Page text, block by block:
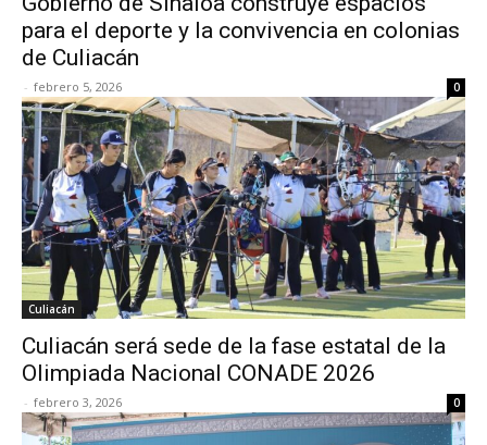
para el deporte y la convivencia en colonias
de Culiacán
- febrero 5, 2026 0
Culiacán
Culiacán será sede de la fase estatal de la
Olimpiada Nacional CONADE 2026
- febrero 3, 2026 0